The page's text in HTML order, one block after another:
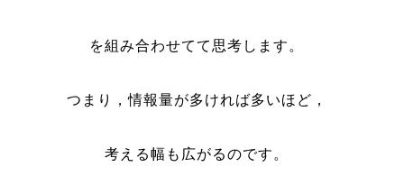
を組み合わせてて思考します。
つまり，情報量が多ければ多いほど，
考える幅も広がるのです。